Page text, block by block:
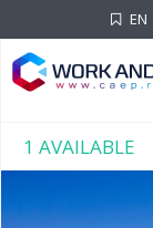
EN
1 AVAILABLE